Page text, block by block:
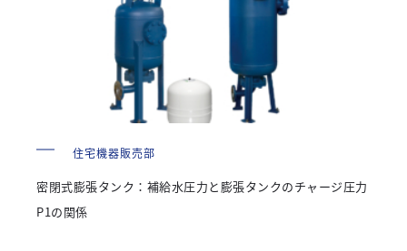
住宅機器販売部
密閉式膨張タンク：補給水圧力と膨張タンクのチャージ圧力
P1の関係